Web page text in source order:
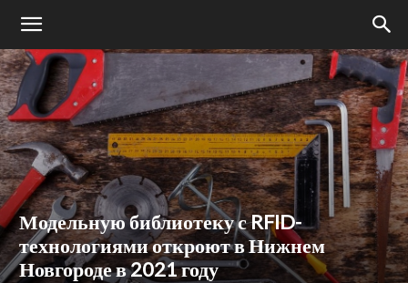
Модельную библиотеку с RFID-
технологиями откроют в Нижнем
Новгороде в 2021 году